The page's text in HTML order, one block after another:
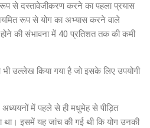
से दस्तावेजीकरण करने का पहला प्रयास
रूप से योग का अभ्यास करने वाले
होने की संभावना में 40 प्रतिशत तक की कमी
उल्लेख किया गया है जो इसके लिए उपयोगी
में पहले से ही मधुमेह से पीड़ित
था। इसमें यह जांच की गई थी कि योग उनकी